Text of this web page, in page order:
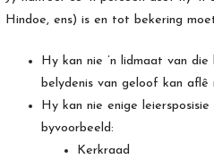
Hindoe, ens) is en tot bekering
Hy kan nie ’n lidmaat van
belydenis van geloof kan aflê
Hy kan nie enige
byvoorbeeld:
Kerkraad